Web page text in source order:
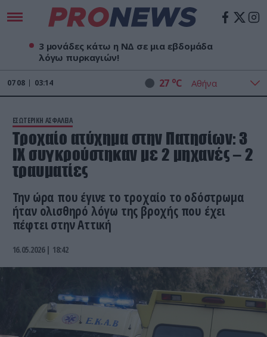
3 μονάδες κάτω η ΝΔ σε μια εβδομάδα
λόγω πυρκαγιών!
07 08 03:14 27 oC
ΕΣΩΤΕΡΙΚΗ ΑΣΦΑΛΕΙΑ
Τροχαίο ατύχημα στην Πατησίων: 3
ΙΧ συγκρούστηκαν με 2 μηχανές – 2
τραυματίες
Την ώρα που έγινε το τροχαίο το οδόστρωμα
ήταν ολισθηρό λόγω της βροχής που έχει
πέφτει στην Αττική
16.05.2026 | 18:42